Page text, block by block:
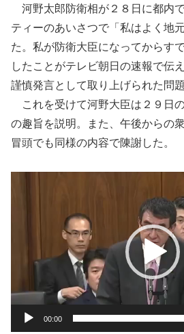
河野太郎防衛相が２８日に都内
ティーのあいさつで「私はよく地
た。私が防衛大臣になってからす
したことがテレビ朝日の速報で伝
謹慎発言として取り上げられた問題
これを受けて河野大臣は２９日
の趣旨を説明。また、午後からの
冒頭でも同様の内容で陳謝した。
ー
00:00